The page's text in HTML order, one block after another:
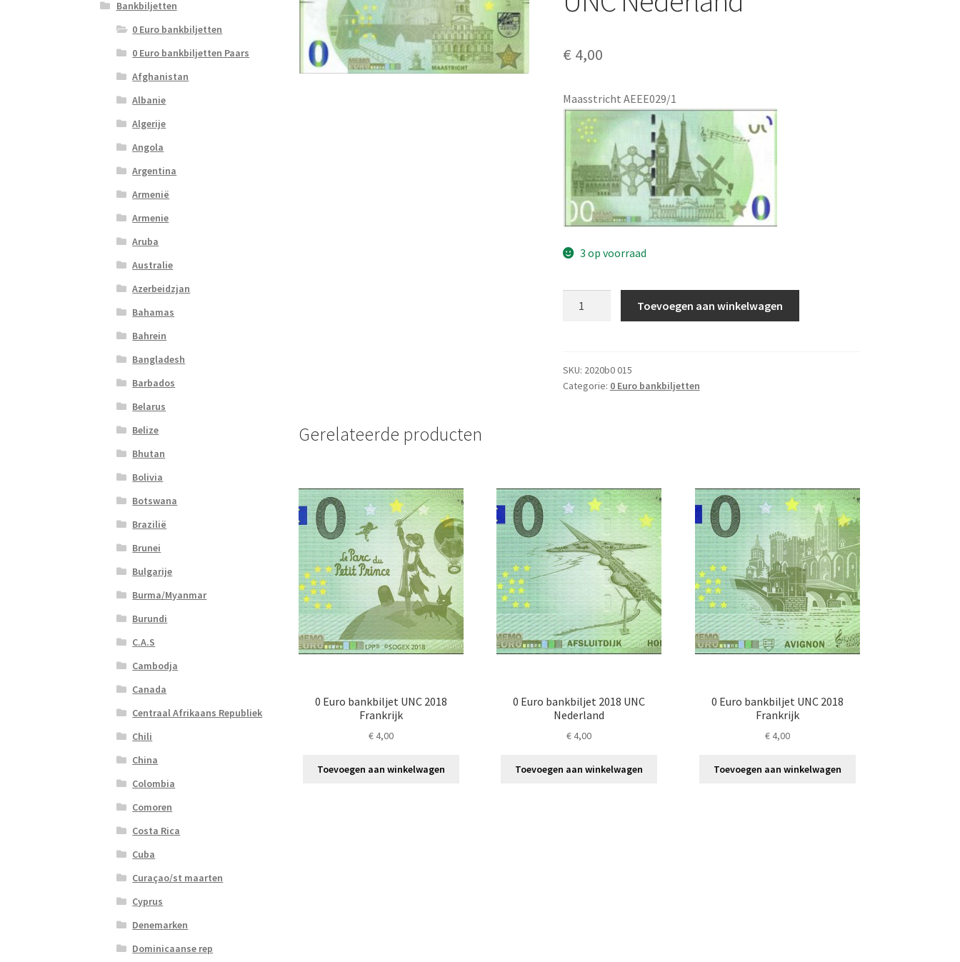
€ 4,00
Maasstricht AEEE029/1
3 op voorraad
UNC
Nederland
Toevoegen aan winkelwagen
SKU: 2020b0 015
Categorie: 0 Euro bankbiljetten
Gerelateerde producten
0 Euro bankbiljet UNC 2018
Frankrijk
€4,00
Toevoegen aan winkelwagen
0 Euro bankbiljet 2018 UNC
Nederland
€4,00
Toevoegen aan winkelwagen
0 Euro bankbiljet UNC 2018
Frankrijk
€4,00
Toevoegen aan winkelwagen
Bankbiljetten
0 Euro bankbiljetten
0 Euro bankbiljetten Paars
Afghanistan
Albanie
Algerije
Angola
Argentina
Armenië
Armenie
Aruba
Australie
Azerbeidzjan
Bahamas
Bahrein
Bangladesh
Barbados
Belarus
Belize
Bhutan
Bolivia
Botswana
Brazilië
Brunei
Bulgarije
Burma/Myanmar
Burundi
C.A.S
Cambodja
Canada
Centraal Afrikaans Republiek
Chili
China
Colombia
Comoren
Costa Rica
Cuba
Curaçao/st maarten
Cyprus
Denemarken
Dominicaanse rep